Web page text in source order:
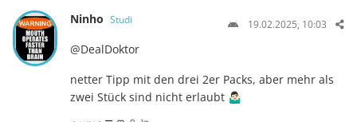
Ninho Studi 19.02.2025, 10:03
@DealDoktor
netter Tipp mit den drei 2er Packs, aber mehr als
zwei Stück sind nicht erlaubt 🤷🏻‍♂️